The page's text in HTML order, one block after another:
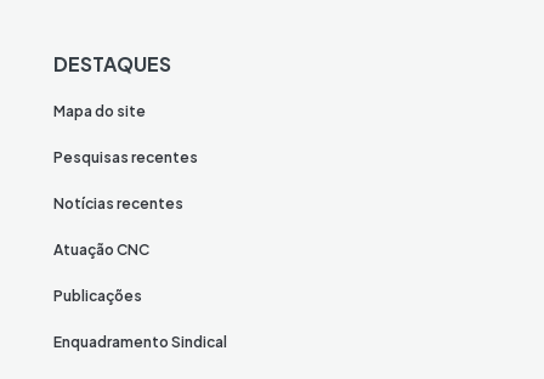
DESTAQUES
Mapa do site
Pesquisas recentes
Notícias recentes
Atuação CNC
Publicações
Enquadramento Sindical